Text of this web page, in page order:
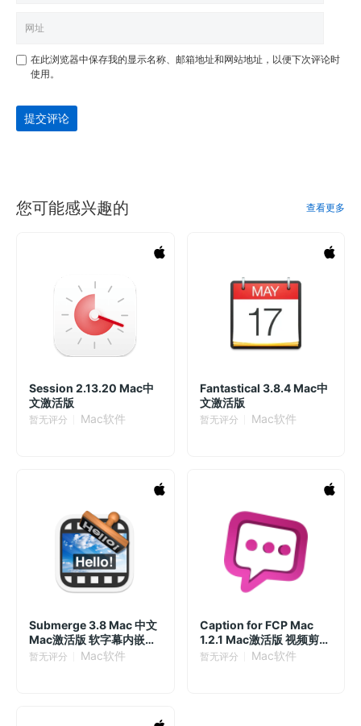
在此浏览器中保存我的显示名称、邮箱地址和网站地址，以便下次评论时
使用。
提交评论
您可能感兴趣的 查看更多
Session 2.13.20 Mac中
文激活版
暂无评分 Mac软件
Fantastical 3.8.4 Mac中
文激活版
暂无评分 Mac软件
Submerge 3.8 Mac 中文
Mac激活版 软字幕内嵌神
器
暂无评分 Mac软件
Caption for FCP Mac
1.2.1 Mac激活版 视频剪辑
软件
暂无评分 Mac软件